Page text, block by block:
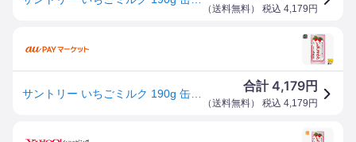
（送料無料） 税込 4,179 円
合計4,179円
（送料無料） 税込 4,179 円